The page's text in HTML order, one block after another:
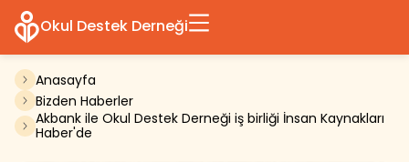
Okul Destek Derneği
Anasayfa
Bizden Haberler
Akbank ile Okul Destek Derneği iş birliği İnsan Kaynakları
Haber'de